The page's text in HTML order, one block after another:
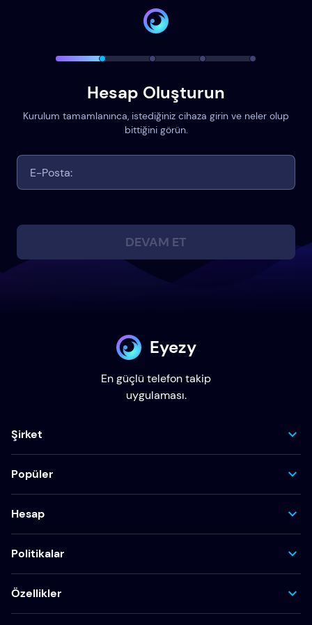
Hesap Oluşturun
Kurulum tamamlanınca, istediğiniz cihaza girin ve neler olup
bittiğini görün.
DEVAM ET
Eyezy
En güçlü telefon takip
uygulaması.
Şirket
Popüler
Hesap
Politikalar
Özellikler